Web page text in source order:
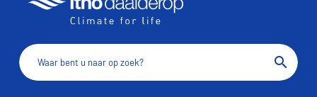
search